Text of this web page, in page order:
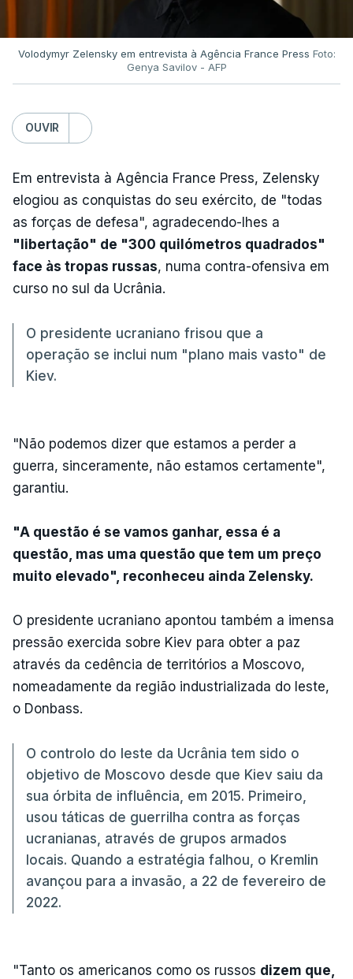
Volodymyr Zelensky em entrevista à Agência France Press Foto:
Genya Savilov - AFP
OUVIR
Em entrevista à Agência France Press, Zelensky
elogiou as conquistas do seu exército, de "todas
as forças de defesa", agradecendo-lhes a
"libertação" de "300 quilómetros quadrados"
face às tropas russas, numa contra-ofensiva em
curso no sul da Ucrânia.
O presidente ucraniano frisou que a
operação se inclui num "plano mais vasto" de
Kiev.
"Não podemos dizer que estamos a perder a
guerra, sinceramente, não estamos certamente",
garantiu.
"A questão é se vamos ganhar, essa é a
questão, mas uma questão que tem um preço
muito elevado", reconheceu ainda Zelensky.
O presidente ucraniano apontou também a imensa
pressão exercida sobre Kiev para obter a paz
através da cedência de territórios a Moscovo,
nomeadamente da região industrializada do leste,
o Donbass.
O controlo do leste da Ucrânia tem sido o
objetivo de Moscovo desde que Kiev saiu da
sua órbita de influência, em 2015. Primeiro,
usou táticas de guerrilha contra as forças
ucranianas, através de grupos armados
locais. Quando a estratégia falhou, o Kremlin
avançou para a invasão, a 22 de fevereiro de
2022.
"Tanto os americanos como os russos dizem que,